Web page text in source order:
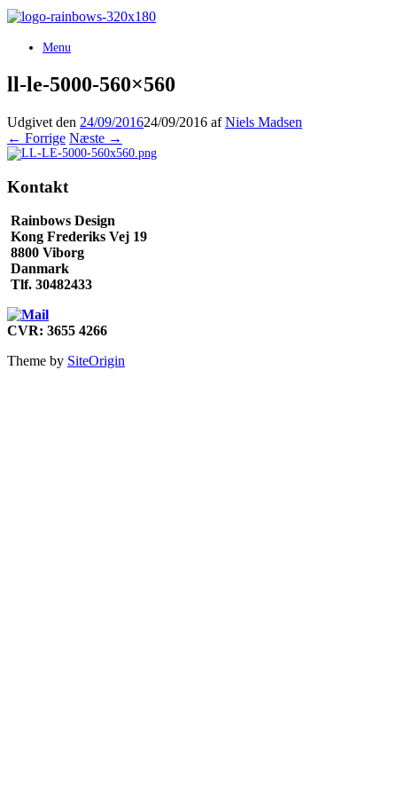
Gå
indholdMenu
ll-le-5000-560×560
Udgivet den 24/09/201624/09/2016 afNiels Madsen
← Forrige Næste →
Kontakt
Rainbows Design
Kong Frederiks Vej 19
8800 Viborg
Danmark
Tlf. 30482433
CVR: 3655 4266
Theme by SiteOrigin